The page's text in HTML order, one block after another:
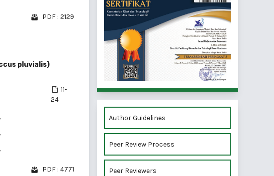
PDF : 2129
pluvialis)
11-
24
PDF : 4771
Author Guidelines
Peer Review Process
Peer Reviewers